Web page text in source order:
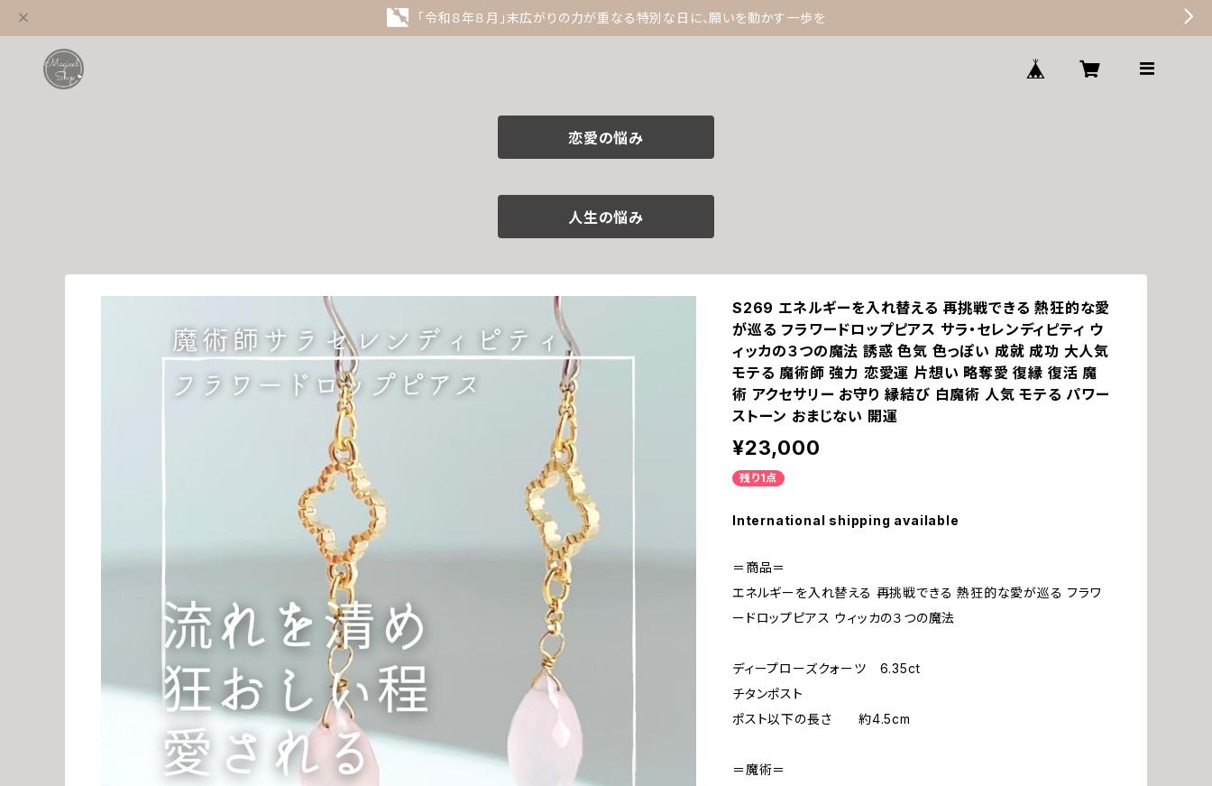
「令和８年８月」末広がりの力が重なる特別な日に、願いを動かす一歩を
恋愛の悩み
人生の悩み
S269 エネルギーを入れ替える 再挑戦できる 熱狂的な愛
が巡る フラワードロップピアス サラ・セレンディピティ ウ
ィッカの３つの魔法 誘惑 色気 色っぽい 成就 成功 大人気
モテる 魔術師 強力 恋愛運 片想い 略奪愛 復縁 復活 魔
術 アクセサリー お守り 縁結び 白魔術 人気 モテる パワー
ストーン おまじない 開運
¥23,000
残り1点
International shipping available
＝商品＝
エネルギーを入れ替える 再挑戦できる 熱狂的な愛が巡る フラワ
ードロップピアス ウィッカの３つの魔法
ディープローズクォーツ 6.35ct
チタンポスト
ポスト以下の長さ 約4.5cm
＝魔術＝